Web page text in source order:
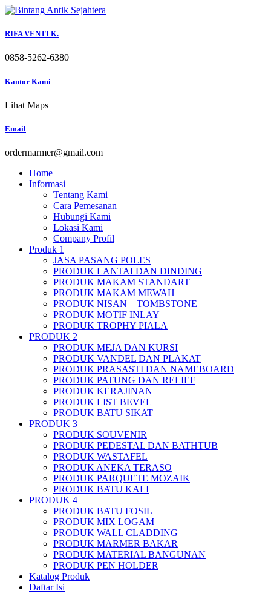
Skip
content
RIFA VENTI K.
0858-5262-6380
Kantor Kami
Lihat Maps
Email
ordermarmer@gmail.com
Home
Informasi
Tentang Kami
Cara Pemesanan
Hubungi Kami
Lokasi Kami
Company Profil
Produk 1
JASA PASANG POLES
PRODUK LANTAI DAN DINDING
PRODUK MAKAM STANDART
PRODUK MAKAM MEWAH
PRODUK NISAN – TOMBSTONE
PRODUK MOTIF INLAY
PRODUK TROPHY PIALA
PRODUK 2
PRODUK MEJA DAN KURSI
PRODUK VANDEL DAN PLAKAT
PRODUK PRASASTI DAN NAMEBOARD
PRODUK PATUNG DAN RELIEF
PRODUK KERAJINAN
PRODUK LIST BEVEL
PRODUK BATU SIKAT
PRODUK 3
PRODUK SOUVENIR
PRODUK PEDESTAL DAN BATHTUB
PRODUK WASTAFEL
PRODUK ANEKA TERASO
PRODUK PARQUETE MOZAIK
PRODUK BATU KALI
PRODUK 4
PRODUK BATU FOSIL
PRODUK MIX LOGAM
PRODUK WALL CLADDING
PRODUK MARMER BAKAR
PRODUK MATERIAL BANGUNAN
PRODUK PEN HOLDER
Katalog Produk
Daftar Isi